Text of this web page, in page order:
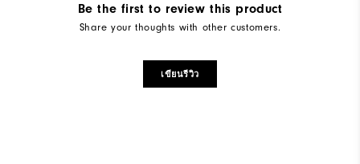
Be the first to review this product
Share your thoughts with other customers.
เขียนรีวิว